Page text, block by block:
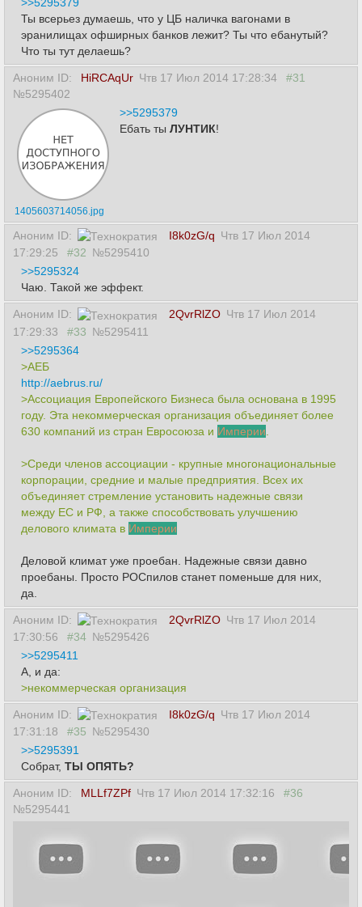
Ты всерьез думаешь, что у ЦБ наличка вагонами в
эранилищах офширных банков лежит? Ты что ебанутый?
Что ты тут делаешь?
Аноним ID: HiRCAqUr Чтв 17 Июл 2014 17:28:34
#31
№5295402
1405603714056.jpg
>>5295379
Ебать ты ЛУНТИК!
Аноним ID: I8k0zG/q Чтв 17 Июл 2014
17:29:25
#32 №5295410
>>5295324
Чаю. Такой же эффект.
Аноним ID: 2QvrRlZO Чтв 17 Июл 2014
17:29:33
#33 №5295411
>>5295364
>АЕБ
http://aebrus.ru/
>Ассоциация Европейского Бизнеса была основана в 1995
году. Эта некоммерческая организация объединяет более
630 компаний из стран Евросоюза и Империи
>Среди членов ассоциации - крупные многонациональные
корпорации, средние и малые предприятия. Всех их
объединяет стремление установить надежные связи
между ЕС и РФ, а также способствовать улучшению
делового климата в Империи
Деловой климат уже проебан. Надежные связи давно
проебаны. Просто РОСпилов станет поменьше для них,
да.
Аноним ID: 2QvrRlZO Чтв 17 Июл 2014
17:30:56
#34 №5295426
>>5295411
А, и да:
>некоммерческая организация
Аноним ID: I8k0zG/q Чтв 17 Июл 2014
17:31:18
#35 №5295430
>>5295391
Собрат, ТЫ ОПЯТЬ?
Аноним ID: MLLf7ZPf Чтв 17 Июл 2014 17:32:16
#36
№5295441